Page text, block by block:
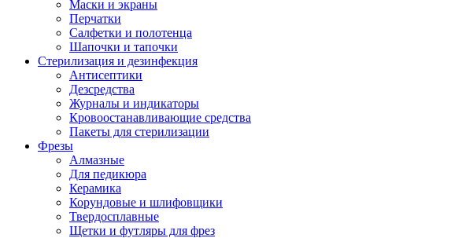
Маски и экраны
Перчатки
Салфетки и полотенца
Шапочки и тапочки
Стерилизация и дезинфекция
Антисептики
Дезсредства
Журналы и индикаторы
Кровоостанавливающие средства
Пакеты для стерилизации
Фрезы
Алмазные
Для педикюра
Керамика
Корундовые и шлифовщики
Твердосплавные
Щетки и футляры для фрез